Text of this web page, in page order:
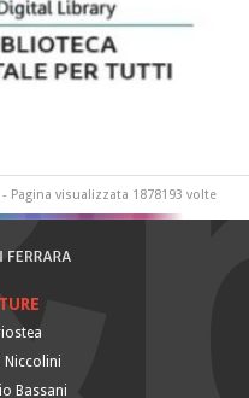
Pagina visualizzata 1878193 volte
Niccolini
Bassani